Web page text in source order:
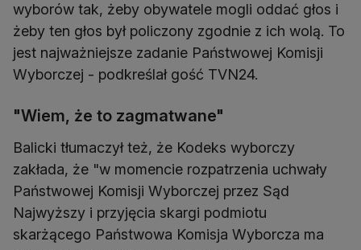
wyborów tak, żeby obywatele mogli oddać głos i
żeby ten głos był policzony zgodnie z ich wolą. To
jest najważniejsze zadanie Państwowej Komisji
Wyborczej - podkreślał gość TVN24.
"Wiem, że to zagmatwane"
Balicki tłumaczył też, że Kodeks wyborczy
zakłada, że "w momencie rozpatrzenia uchwały
Państwowej Komisji Wyborczej przez Sąd
Najwyższy i przyjęcia skargi podmiotu
skarżącego Państwowa Komisja Wyborcza ma